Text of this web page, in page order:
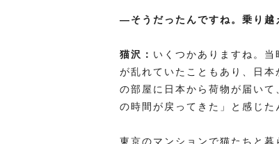
―そうだったんですね。乗り越
猫沢： いくつかありますね。
が乱れていたこともあり、日
の部屋に日本から荷物が届い
の時間が戻ってきた」と感じた
東京のマンションで猫たちと